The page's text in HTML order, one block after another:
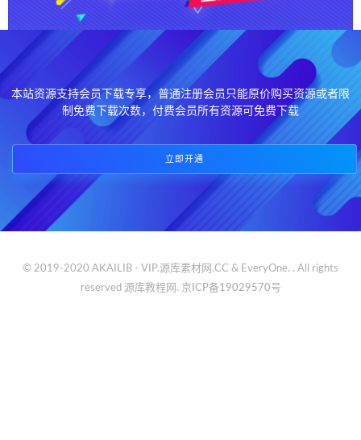
本站资源支持会员下载专享，普通注册会员只能原价购买资源或者限
制免费下载次数，付费会员所有资源可免费下载
立即开通
© 2019-2020 AKAILIB - VIP.源库素材网.CC & EveryOne. . All rights
reserved 源库教程网. 京ICP备19029570号